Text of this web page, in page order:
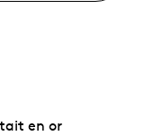
en or